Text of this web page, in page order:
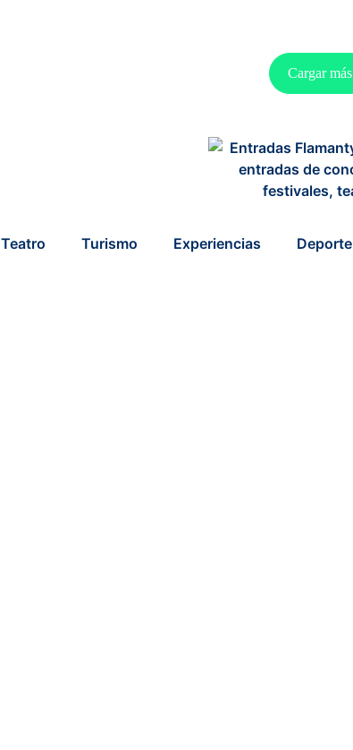
Cargar más
Teatro Turismo Experiencias Deporte